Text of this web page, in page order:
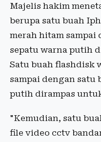
Majelis hakim
berupa satu buah
merah hitam sampai
sepatu warna putih
Satu buah flashdisk
sampai dengan satu
putih dirampas
"Kemudian, satu
file video cctv